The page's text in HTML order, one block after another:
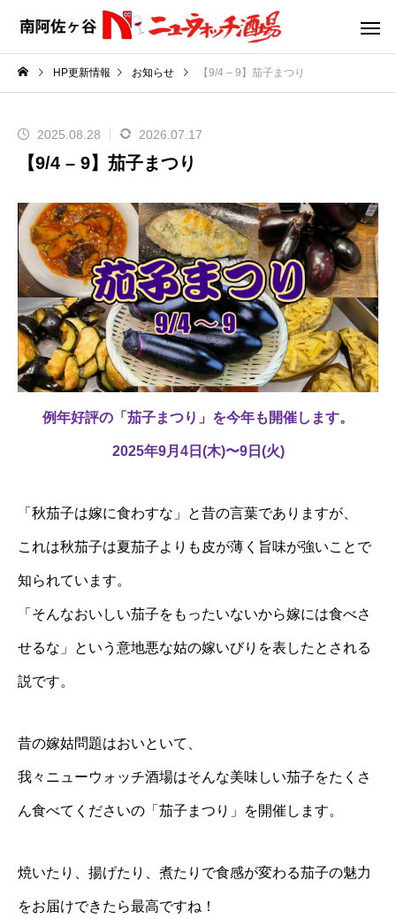
HP更新情報 お知らせ 【9/4 – 9】茄子まつり
2025.08.28 2026.07.17
【9/4 – 9】茄子まつり
例年好評の「茄子まつり」を今年も開催します。
2025年9月4日(木)〜9日(火)
「秋茄子は嫁に食わすな」と昔の言葉でありますが、
これは秋茄子は夏茄子よりも皮が薄く旨味が強いことで
知られています。
「そんなおいしい茄子をもったいないから嫁には食べさ
せるな」という意地悪な姑の嫁いびりを表したとされる
説です。
昔の嫁姑問題はおいといて、
我々ニューウォッチ酒場はそんな美味しい茄子をたくさ
ん食べてくださいの「茄子まつり」を開催します。
焼いたり、揚げたり、煮たりで食感が変わる茄子の魅力
をお届けできたら最高ですね！